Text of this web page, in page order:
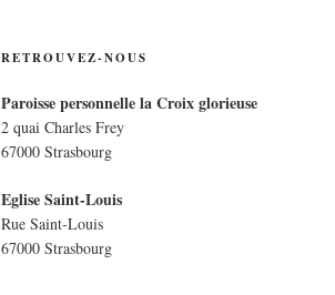
RETROUVEZ-NOUS
Paroisse personnelle la Croix glorieuse
2 quai Charles Frey
67000 Strasbourg
Eglise Saint-Louis
Rue Saint-Louis
67000 Strasbourg